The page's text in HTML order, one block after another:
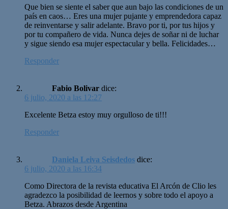
Que bien se siente el saber que aun bajo las condiciones de un
país en caos… Eres una mujer pujante y emprendedora capaz
de reinventarse y salir adelante. Bravo por ti, por tus hijos y
por tu compañero de vida. Nunca dejes de soñar ni de luchar
y sigue siendo esa mujer espectacular y bella. Felicidades…
Responder
Fabio Bolivar dice:
6 julio, 2020 a las 12:27
Excelente Betza estoy muy orgulloso de ti!!!
Responder
Daniela Leiva Seisdedos dice:
6 julio, 2020 a las 16:34
Como Directora de la revista educativa El Arcón de Clio les
agradezco la posibilidad de leernos y sobre todo el apoyo a
Betza. Abrazos desde Argentina